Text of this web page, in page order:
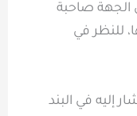
الجهة صاحبة
للنظر في
إليه في البند